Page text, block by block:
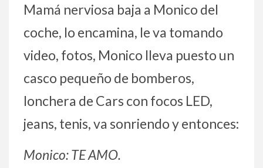
Mamá nerviosa baja a Monico del
coche, lo encamina, le va tomando
video, fotos, Monico lleva puesto un
casco pequeño de bomberos,
lonchera de Cars con focos LED,
jeans, tenis, va sonriendo y entonces:
Monico: TE AMO.